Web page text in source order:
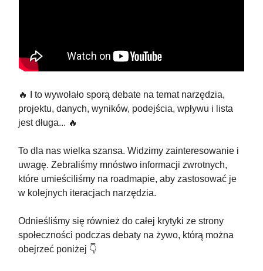
🔥 I to wywołało sporą debate na temat narzędzia,
projektu, danych, wyników, podejścia, wpływu i lista
jest długa... 🔥
To dla nas wielka szansa. Widzimy zainteresowanie i
uwagę. Zebraliśmy mnóstwo informacji zwrotnych,
które umieściliśmy na roadmapie, aby zastosować je
w kolejnych iteracjach narzędzia.
Odnieśliśmy się również do całej krytyki ze strony
społeczności podczas debaty na żywo, którą można
obejrzeć poniżej 👇️